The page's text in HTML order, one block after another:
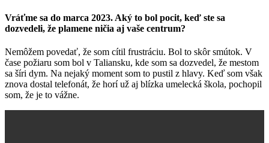
Vráťme sa do marca 2023. Aký to bol pocit, keď ste sa
dozvedeli, že plamene ničia aj vaše centrum?
Nemôžem povedať, že som cítil frustráciu. Bol to skôr smútok. V
čase požiaru som bol v Taliansku, kde som sa dozvedel, že mestom
sa šíri dym. Na nejaký moment som to pustil z hlavy. Keď som však
znova dostal telefonát, že horí už aj blízka umelecká škola, pochopil
som, že je to vážne.